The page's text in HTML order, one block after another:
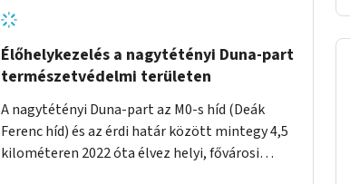
Élőhelykezelés a nagytétényi Duna-part
természetvédelmi területen
A nagytétényi Duna-part az M0-s híd (Deák
Ferenc híd) és az érdi határ között mintegy 4,5
kilométeren 2022 óta élvez helyi, fővárosi